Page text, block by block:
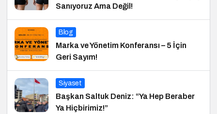
Sanıyoruz Ama Değil!
Blog
Marka ve Yönetim Konferansı – 5 İçin
Geri Sayım!
Siyaset
Başkan Saltuk Deniz: “Ya Hep Beraber
Ya Hiçbirimiz!”